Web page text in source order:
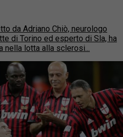
da Adriano Chiò, neurologo
di Torino ed esperto di Sla, ha
lotta alla sclerosi...